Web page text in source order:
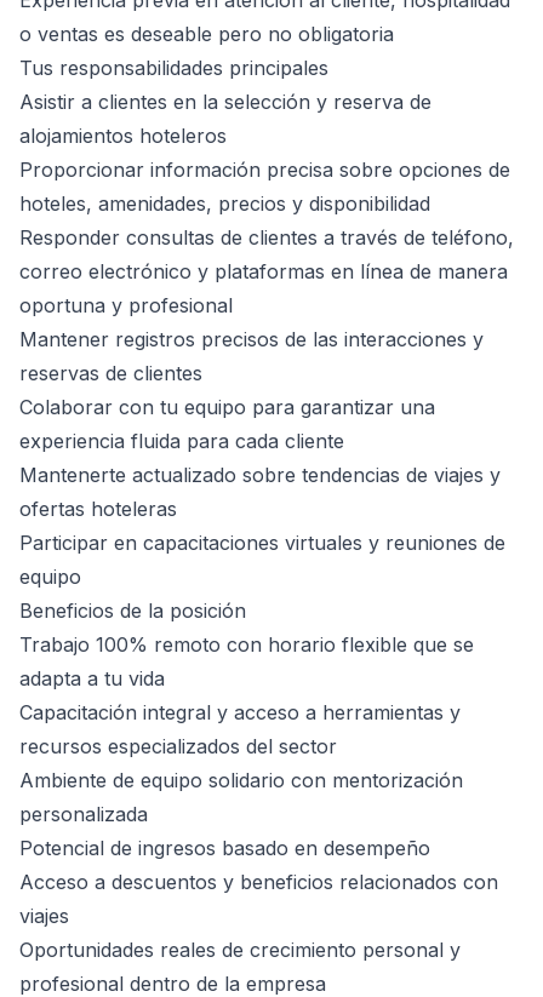
o ventas es deseable pero no obligatoria
Tus responsabilidades principales
Asistir a clientes en la selección y reserva de
alojamientos hoteleros
Proporcionar información precisa sobre opciones de
hoteles, amenidades, precios y disponibilidad
Responder consultas de clientes a través de teléfono,
correo electrónico y plataformas en línea de manera
oportuna y profesional
Mantener registros precisos de las interacciones y
reservas de clientes
Colaborar con tu equipo para garantizar una
experiencia fluida para cada cliente
Mantenerte actualizado sobre tendencias de viajes y
ofertas hoteleras
Participar en capacitaciones virtuales y reuniones de
equipo
Beneficios de la posición
Trabajo 100% remoto con horario flexible que se
adapta a tu vida
Capacitación integral y acceso a herramientas y
recursos especializados del sector
Ambiente de equipo solidario con mentorización
personalizada
Potencial de ingresos basado en desempeño
Acceso a descuentos y beneficios relacionados con
viajes
Oportunidades reales de crecimiento personal y
profesional dentro de la empresa